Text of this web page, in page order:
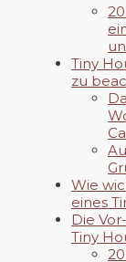
Tiny
zu
Wie
eines
Die
Tiny